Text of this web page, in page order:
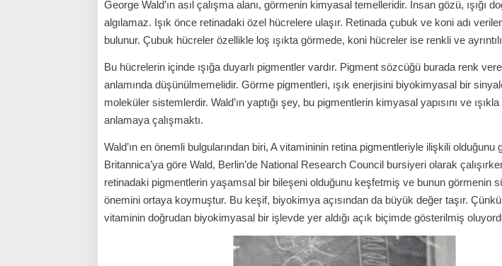
George Wald’ın asıl çalışma alanı, görmenin kimyasal temelleridir. İnsan gözü, ışığı
algılamaz. Işık önce retinadaki özel hücrelere ulaşır. Retinada çubuk ve koni adı
bulunur. Çubuk hücreler özellikle loş ışıkta görmede, koni hücreler ise renkli ve
Bu hücrelerin içinde ışığa duyarlı pigmentler vardır. Pigment sözcüğü burada renk
anlamında düşünülmemelidir. Görme pigmentleri, ışık enerjisini biyokimyasal bir
moleküler sistemlerdir. Wald’ın yaptığı şey, bu pigmentlerin kimyasal yapısını ve
anlamaya çalışmaktı.
Wald’ın en önemli bulgularından biri, A vitamininin retina pigmentleriyle ilişkili olduğunu
Britannica’ya göre Wald, Berlin’de National Research Council bursiyeri olarak
retinadaki pigmentlerin yaşamsal bir bileşeni olduğunu keşfetmiş ve bunun görmenin
önemini ortaya koymuştur. Bu keşif, biyokimya açısından da büyük değer taşır.
vitaminin doğrudan biyokimyasal bir işlevde yer aldığı açık biçimde gösterilmiş